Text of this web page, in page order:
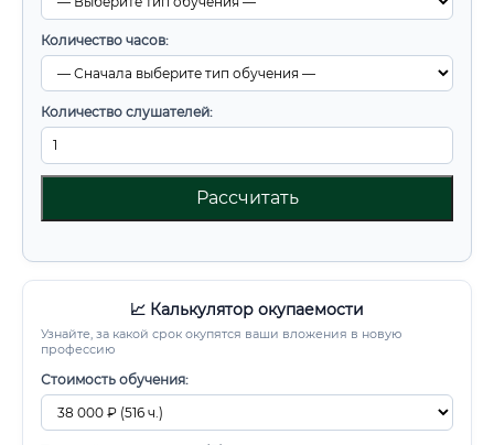
Количество часов:
Количество слушателей:
Рассчитать
📈 Калькулятор окупаемости
Узнайте, за какой срок окупятся ваши вложения в новую
профессию
Стоимость обучения: